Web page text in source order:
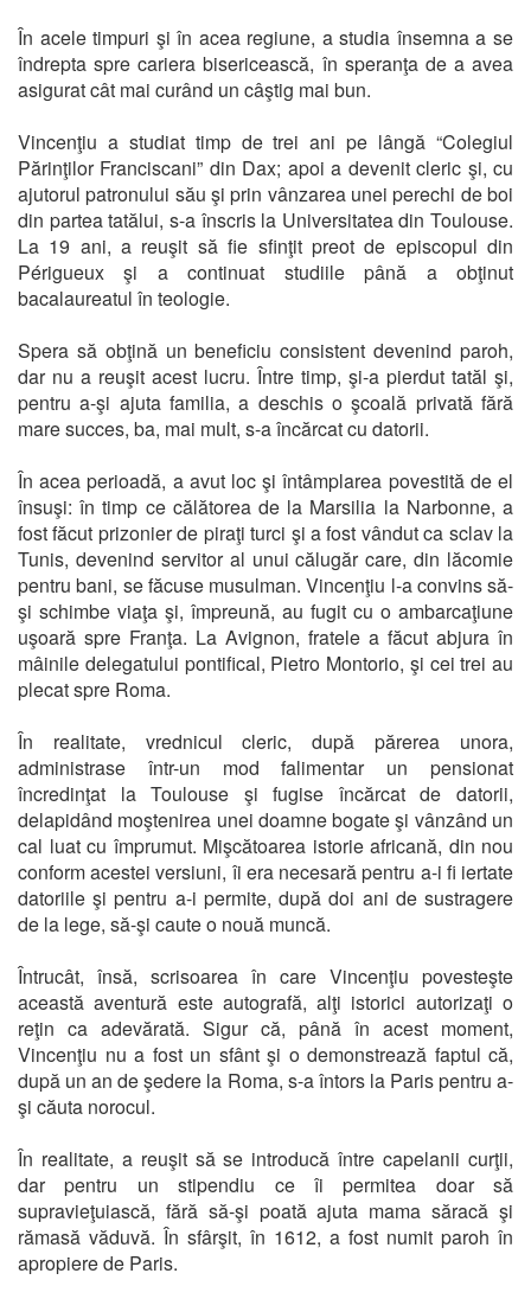
În acele timpuri şi în acea regiune, a studia însemna a se
îndrepta spre cariera bisericească, în speranţa de a avea
asigurat cât mai curând un câştig mai bun.
Vincenţiu a studiat timp de trei ani pe lângă “Colegiul
Părinţilor Franciscani” din Dax; apoi a devenit cleric şi, cu
ajutorul patronului său şi prin vânzarea unei perechi de boi
din partea tatălui, s-a înscris la Universitatea din Toulouse.
La 19 ani, a reuşit să fie sfinţit preot de episcopul din
Périgueux şi a continuat studiile până a obţinut
bacalaureatul în teologie.
Spera să obţină un beneficiu consistent devenind paroh,
dar nu a reuşit acest lucru. Între timp, şi-a pierdut tatăl şi,
pentru a-şi ajuta familia, a deschis o şcoală privată fără
mare succes, ba, mai mult, s-a încărcat cu datorii.
În acea perioadă, a avut loc şi întâmplarea povestită de el
însuşi: în timp ce călătorea de la Marsilia la Narbonne, a
fost făcut prizonier de piraţi turci şi a fost vândut ca sclav la
Tunis, devenind servitor al unui călugăr care, din lăcomie
pentru bani, se făcuse musulman. Vincenţiu l-a convins să-
şi schimbe viaţa şi, împreună, au fugit cu o ambarcaţiune
uşoară spre Franţa. La Avignon, fratele a făcut abjura în
mâinile delegatului pontifical, Pietro Montorio, şi cei trei au
plecat spre Roma.
În realitate, vrednicul cleric, după părerea unora,
administrase într-un mod falimentar un pensionat
încredinţat la Toulouse şi fugise încărcat de datorii,
delapidând moştenirea unei doamne bogate şi vânzând un
cal luat cu împrumut. Mişcătoarea istorie africană, din nou
conform acestei versiuni, îi era necesară pentru a-i fi iertate
datoriile şi pentru a-i permite, după doi ani de sustragere
de la lege, să-şi caute o nouă muncă.
Întrucât, însă, scrisoarea în care Vincenţiu povesteşte
această aventură este autografă, alţi istorici autorizaţi o
reţin ca adevărată. Sigur că, până în acest moment,
Vincenţiu nu a fost un sfânt şi o demonstrează faptul că,
după un an de şedere la Roma, s-a întors la Paris pentru a-
şi căuta norocul.
În realitate, a reuşit să se introducă între capelanii curţii,
dar pentru un stipendiu ce îi permitea doar să
supravieţuiască, fără să-şi poată ajuta mama săracă şi
rămasă văduvă. În sfârşit, în 1612, a fost numit paroh în
apropiere de Paris.